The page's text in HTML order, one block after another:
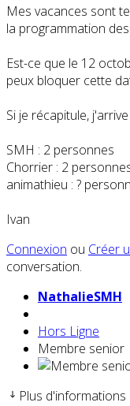
Mes vacances sont
la programmation
Est-ce que le 12
peux bloquer cette
Si je récapitule,
SMH : 2 personnes
Chorrier : 2
animathieu : ?
Ivan
Connexion ou Créer
conversation.
NathalieSMH
Hors Ligne
Membre senior
Plus d'informations